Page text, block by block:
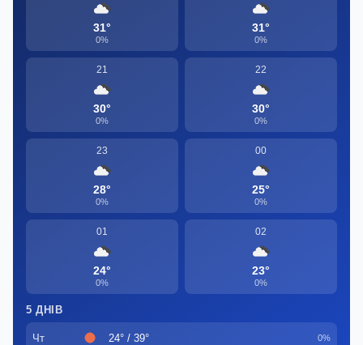
31°
0%
31°
0%
21
30°
0%
22
30°
0%
23
28°
0%
00
25°
0%
01
24°
0%
02
23°
0%
5 ДНІВ
Чт 24° / 39° 0%